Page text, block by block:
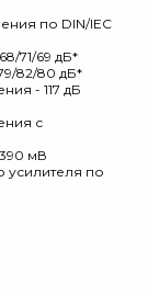
по DIN/IEC
71/69 дБ*
82/80 дБ*
- 117 дБ
с
мВ
по